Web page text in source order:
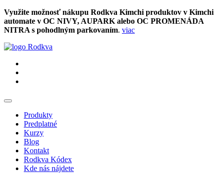
Využite možnosť nákupu Rodkva Kimchi produktov v Kimchi
automate v OC NIVY, AUPARK alebo OC PROMENÁDA
NITRA s pohodlným parkovaním. viac
Produkty
Predplatné
Kurzy
Blog
Kontakt
Rodkva Kódex
Kde nás nájdete